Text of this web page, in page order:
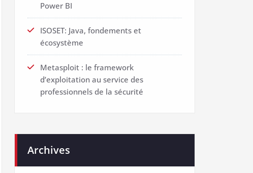
Power BI
ISOSET: Java, fondements et
écosystème
Metasploit : le framework
d’exploitation au service des
professionnels de la sécurité
Archives